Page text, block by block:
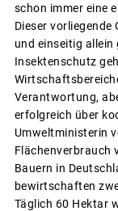
schon immer eine
Dieser
und einseitig
Insektenschutz
Verantwortung,
erfolgreich über
Umweltministerin
Flächenverbrauch
Bauern in
bewirtschaften
Täglich 60 Hektar